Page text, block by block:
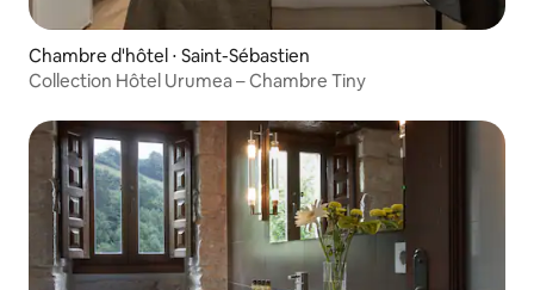
Chambre d'hôtel ⋅ Saint-Sébastien
Collection Hôtel Urumea – Chambre Tiny